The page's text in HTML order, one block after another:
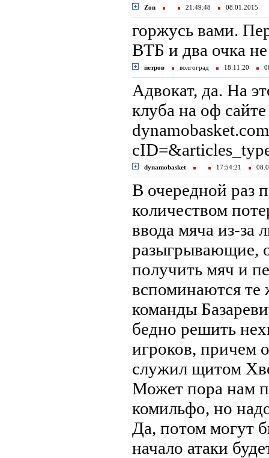
Zon 21:49:48 08.01.2015
горжусь вами.
ВТБ и два очка не
петров волгоград 18:11:20
Адвокат, да. На
клуба на оф
dynamobasket 17:54:21
В очередной раз
количеством
ввода мяча из-за
разыгрывающие,
получить мяч и
вспоминаются те
команды
бедно решить
игроков, причем
служил щитом
Может пора нам
комильфо, но
Да, потом могут
начало атаки